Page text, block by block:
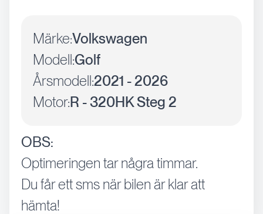
Märke:Volkswagen
Modell:Golf
Årsmodell:2021 - 2026
Motor:R - 320HK Steg 2
OBS:
Optimeringen tar några timmar.
Du får ett sms när bilen är klar att
hämta!